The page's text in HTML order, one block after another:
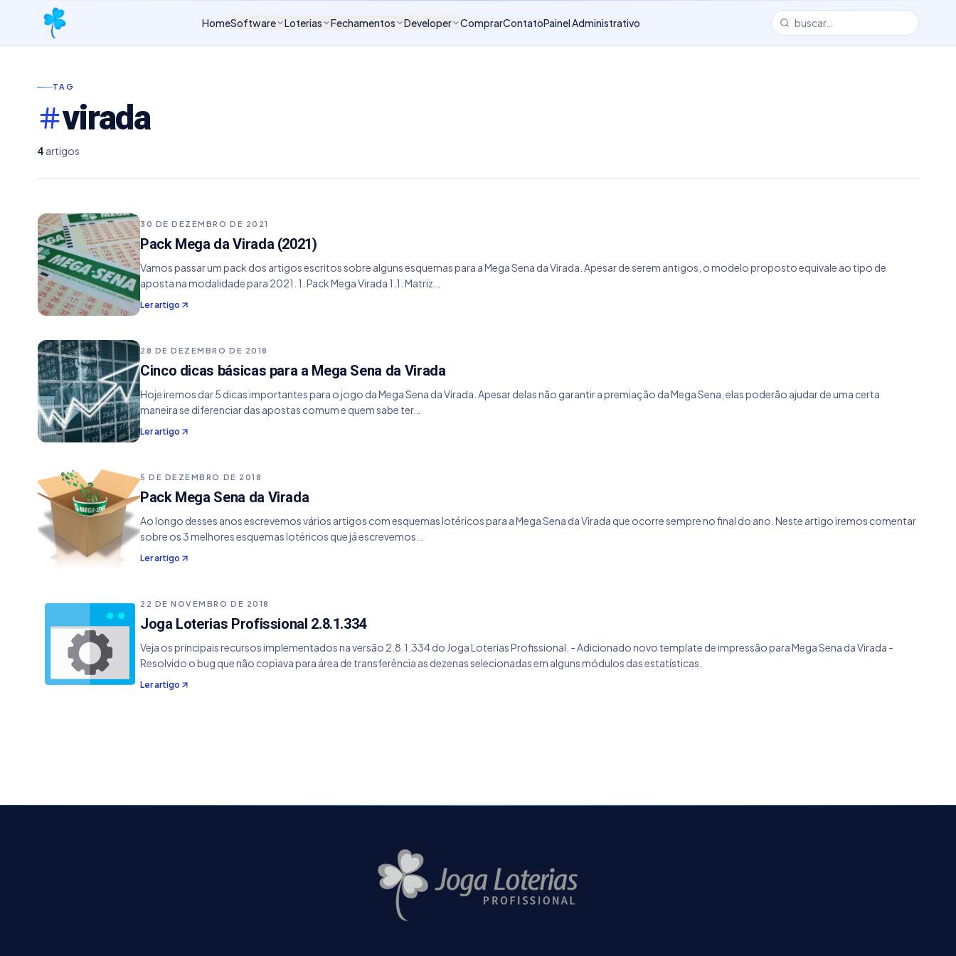
HomeSoftware Loterias Fechamentos Developer ComprarContatoPainel Administrativo
TAG
virada
4 artigos
30 DE DEZEMBRO DE 2021
Pack Mega da Virada (2021)
Vamos passar um pack dos artigos escritos sobre alguns esquemas para a Mega Sena da Virada. Apesar de serem antigos, o modelo proposto equivale ao tipo de
aposta na modalidade para 2021. 1. Pack Mega Virada 1.1. Matriz…
Ler artigo
28 DE DEZEMBRO DE 2018
Cinco dicas básicas para a Mega Sena da Virada
Hoje iremos dar 5 dicas importantes para o jogo da Mega Sena da Virada. Apesar delas não garantir a premiação da Mega Sena, elas poderão ajudar de uma certa
maneira se diferenciar das apostas comum e quem sabe ter…
Ler artigo
5 DE DEZEMBRO DE 2018
Pack Mega Sena da Virada
Ao longo desses anos escrevemos vários artigos com esquemas lotéricos para a Mega Sena da Virada que ocorre sempre no final do ano. Neste artigo iremos comentar
sobre os 3 melhores esquemas lotéricos que já escrevemos…
Ler artigo
22 DE NOVEMBRO DE 2018
Joga Loterias Profissional 2.8.1.334
Veja os principais recursos implementados na versão 2.8.1.334 do Joga Loterias Profissional. - Adicionado novo template de impressão para Mega Sena da Virada -
Resolvido o bug que não copiava para área de transferência as dezenas selecionadas em alguns módulos das estatísticas.
Ler artigo